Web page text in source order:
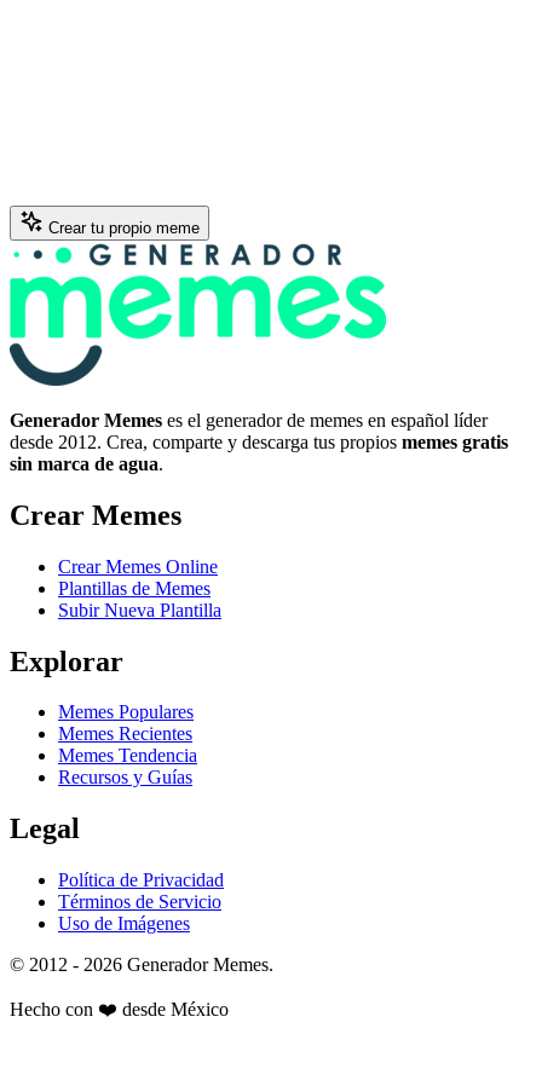
Crear tu propio meme
Generador Memes es el generador de memes en español líder
desde 2012. Crea, comparte y descarga tus propios memes gratis
sin marca de agua.
Crear Memes
Crear Memes Online
Plantillas de Memes
Subir Nueva Plantilla
Explorar
Memes Populares
Memes Recientes
Memes Tendencia
Recursos y Guías
Legal
Política de Privacidad
Términos de Servicio
Uso de Imágenes
© 2012 - 2026 Generador Memes.
Hecho con ❤️ desde México